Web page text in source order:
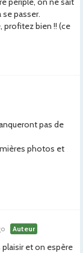
passer.
profitez bien !! (ce
pas de
photos et
Auteur
plaisir et on espère